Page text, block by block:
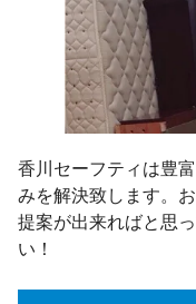
香川セーフティは豊
みを解決致します。
提案が出来ればと思
い！